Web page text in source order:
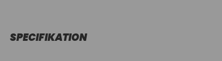
SPECIFIKATION